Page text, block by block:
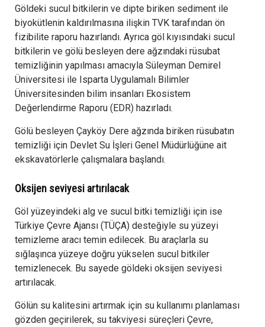
Göldeki sucul bitkilerin ve dipte biriken sediment ile
biyokütlenin kaldırılmasına ilişkin TVK tarafından ön
fizibilite raporu hazırlandı. Ayrıca göl kıyısındaki sucul
bitkilerin ve gölü besleyen dere ağzındaki rüsubat
temizliğinin yapılması amacıyla Süleyman Demirel
Üniversitesi ile Isparta Uygulamalı Bilimler
Üniversitesinden bilim insanları Ekosistem
Değerlendirme Raporu (EDR) hazırladı.
Gölü besleyen Çayköy Dere ağzında biriken rüsubatın
temizliği için Devlet Su İşleri Genel Müdürlüğüne ait
ekskavatörlerle çalışmalara başlandı.
Oksijen seviyesi artırılacak
Göl yüzeyindeki alg ve sucul bitki temizliği için ise
Türkiye Çevre Ajansı (TÜÇA) desteğiyle su yüzeyi
temizleme aracı temin edilecek. Bu araçlarla su
sığlaşınca yüzeye doğru yükselen sucul bitkiler
temizlenecek. Bu sayede göldeki oksijen seviyesi
artırılacak.
Gölün su kalitesini artırmak için su kullanımı planlaması
gözden geçirilerek, su takviyesi süreçleri Çevre,